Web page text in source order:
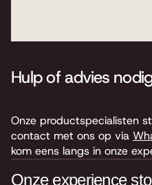
Hulp of advies
Onze productspecialisten
contact met ons op via
kom eens langs in onze
Onze experience